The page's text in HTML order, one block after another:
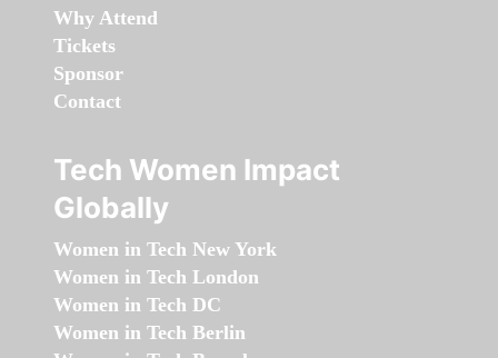
Why Attend
Tickets
Sponsor
Contact
Tech Women Impact
Globally
Women in Tech New York
Women in Tech London
Women in Tech DC
Women in Tech Berlin